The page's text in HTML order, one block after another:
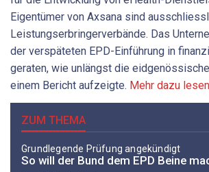
Eigentümer von Axsana sind
Leistungserbringerverbände. Das
der verspäteten EPD-Einführung in
geraten, wie unlängst die
einem Bericht aufzeigte. Mehr dazu
ZUM THEMA
Grundlegende Prüfung angekündigt
So will der Bund dem EPD Beine